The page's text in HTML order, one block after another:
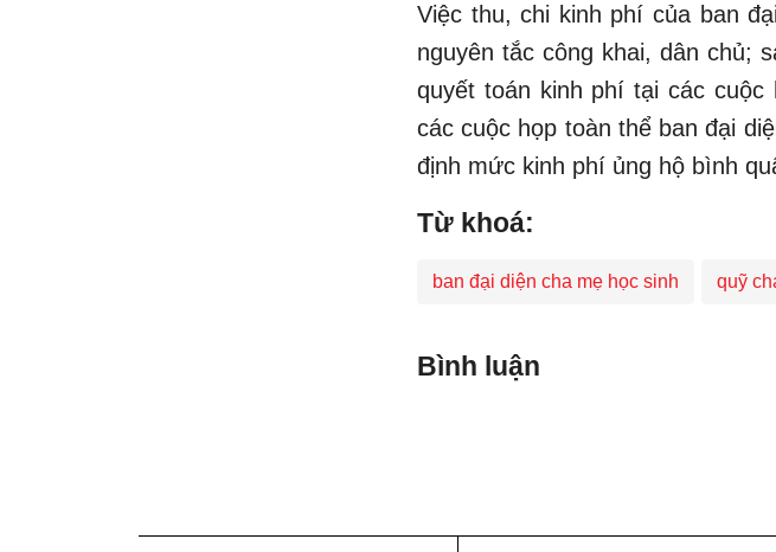
Việc thu, chi kinh phí của ban
nguyên tắc công khai, dân chủ;
quyết toán kinh phí tại các
các cuộc họp toàn thể ban đại
định mức kinh phí ủng hộ bình
Từ khoá:
ban đại diện cha mẹ học sinh quỹ
Bình luận